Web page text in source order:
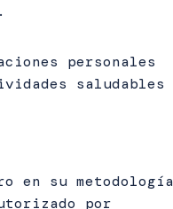
personales
saludables
en su metodología
por